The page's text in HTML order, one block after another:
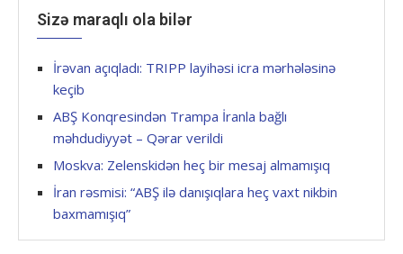
Sizə maraqlı ola bilər
İrəvan açıqladı: TRIPP layihəsi icra mərhələsinə
keçib
ABŞ Konqresindən Trampa İranla bağlı
məhdudiyyət – Qərar verildi
Moskva: Zelenskidən heç bir mesaj almamışıq
İran rəsmisi: “ABŞ ilə danışıqlara heç vaxt nikbin
baxmamışıq”